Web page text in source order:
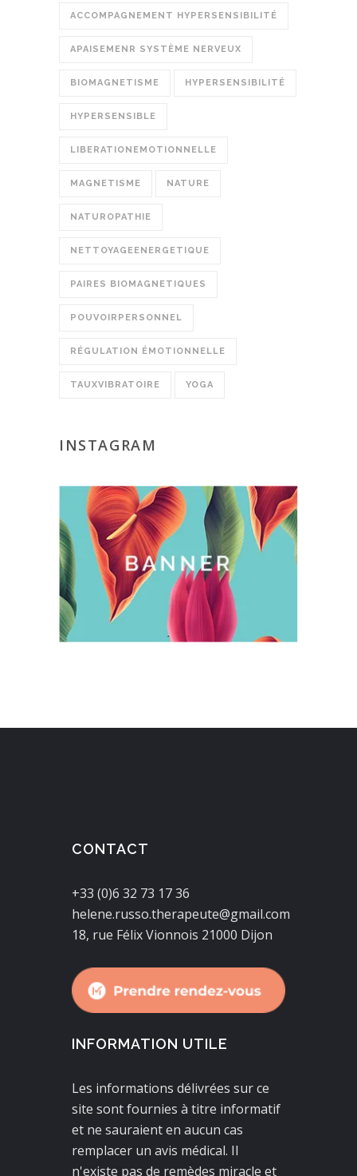
ACCOMPAGNEMENT HYPERSENSIBILITÉ
APAISEMENR SYSTÈME NERVEUX
BIOMAGNETISME HYPERSENSIBILITÉ
HYPERSENSIBLE
LIBERATIONEMOTIONNELLE
MAGNETISME NATURE
NATUROPATHIE
NETTOYAGEENERGETIQUE
PAIRES BIOMAGNETIQUES
POUVOIRPERSONNEL
RÉGULATION ÉMOTIONNELLE
TAUXVIBRATOIRE YOGA
INSTAGRAM
CONTACT
+33 (0)6 32 73 17 36
helene.russo.therapeute@gmail.com
18, rue Félix Vionnois 21000 Dijon
INFORMATION UTILE
Les informations délivrées sur ce
site sont fournies à titre informatif
et ne sauraient en aucun cas
remplacer un avis médical. Il
n'existe pas de remèdes miracle et